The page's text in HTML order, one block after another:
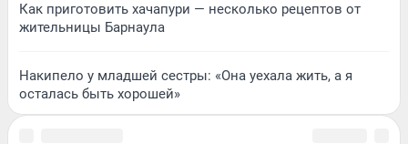
Как приготовить хачапури — несколько рецептов от
жительницы Барнаула
Накипело у младшей сестры: «Она уехала жить, а я
осталась быть хорошей»